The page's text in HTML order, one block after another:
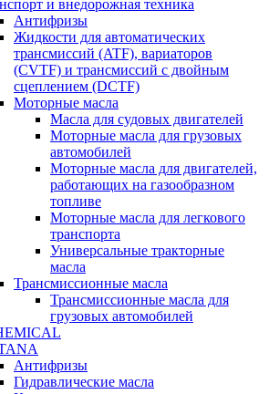
и внедорожная техника
Антифризы
Жидкости для автоматических
трансмиссий (ATF), вариаторов
(CVTF) и трансмиссий с двойным
сцеплением (DCTF)
Моторные масла
Масла для судовых двигателей
Моторные масла для грузовых
автомобилей
Моторные масла для двигателей,
работающих на газообразном
топливе
Моторные масла для легкового
транспорта
Универсальные тракторные
масла
Трансмиссионные масла
Трансмиссионные масла для
грузовых автомобилей
Антифризы
Гидравлические масла